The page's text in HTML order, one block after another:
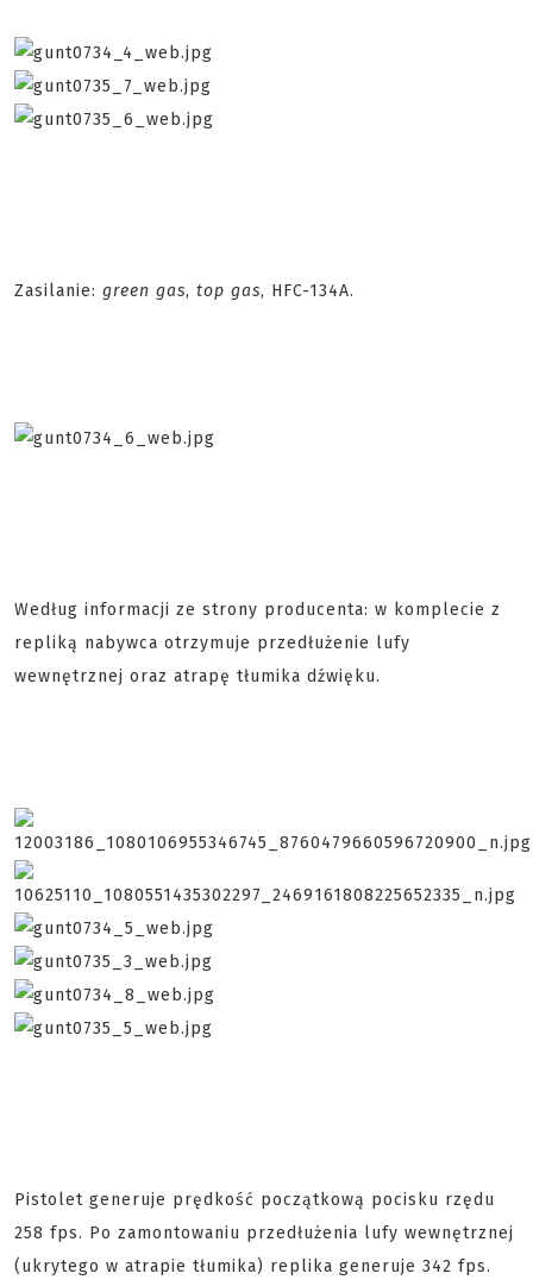
Zasilanie: green gas, top gas, HFC-134A.
Według informacji ze strony producenta: w komplecie z
repliką nabywca otrzymuje przedłużenie lufy
wewnętrznej oraz atrapę tłumika dźwięku.
Pistolet generuje prędkość początkową pocisku rzędu
258 fps. Po zamontowaniu przedłużenia lufy wewnętrznej
(ukrytego w atrapie tłumika) replika generuje 342 fps.